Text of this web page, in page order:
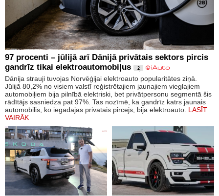
97 procenti – jūlijā arī Dānijā privātais sektors pircis
gandrīz tikai elektroautomobiļus
2
Dānija strauji tuvojas Norvēģijai elektroauto popularitātes ziņā.
Jūlijā 80,2% no visiem valstī reģistrētajiem jaunajiem vieglajiem
automobiļiem bija pilnībā elektriski, bet privātpersonu segmentā šis
rādītājs sasniedza pat 97%. Tas nozīmē, ka gandrīz katrs jaunais
automobilis, ko iegādājās privātais pircējs, bija elektroauto. LASĪT
VAIRĀK